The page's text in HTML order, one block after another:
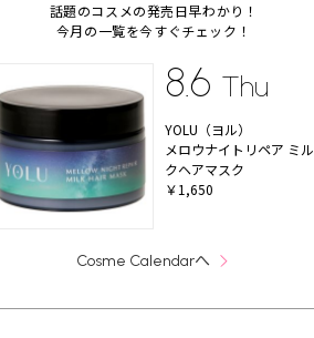
話題のコスメの発売日早わかり！
今月の一覧を今すぐチェック！
8.6 Thu
YOLU（ヨル）
メロウナイトリペア ミル
クヘアマスク
￥1,650
Cosme Calendarへ